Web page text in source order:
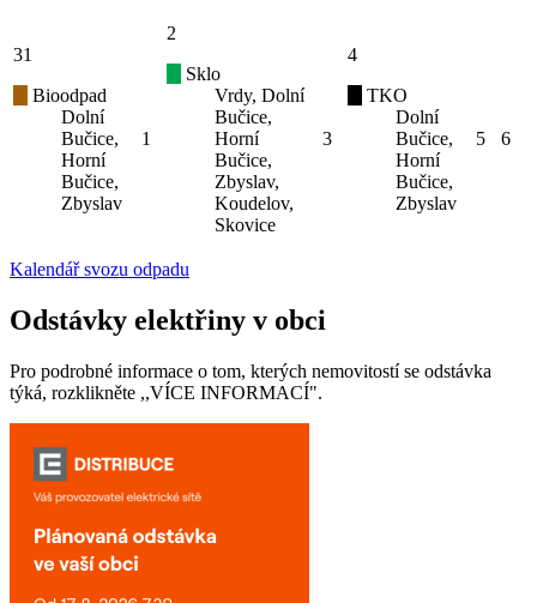
31
Bioodpad
Dolní
Bučice,
Horní
Bučice,
Zbyslav
1
2
Sklo
Vrdy, Dolní
Bučice,
Horní
Bučice,
Zbyslav,
Koudelov,
Skovice
3
4
TKO
Dolní
Bučice,
Horní
Bučice,
Zbyslav
5 6
Kalendář svozu odpadu
Odstávky elektřiny v obci
Pro podrobné informace o tom, kterých nemovitostí se odstávka
týká, rozklikněte ,,VÍCE INFORMACÍ".